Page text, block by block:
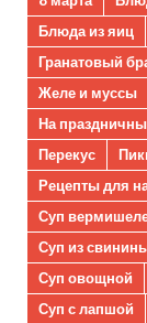
Блюда из яиц
Гранатовый
Желе и муссы
На
Перекус
Рецепты для
Суп
Суп из
Суп овощной
Суп с лапшой